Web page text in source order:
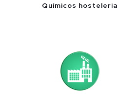
Químicos hosteleria